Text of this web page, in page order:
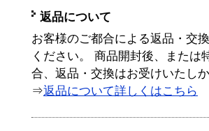
返品について
お客様のご都合による返品・交
ください。 商品開封後、または
合、返品・交換はお受けいたし
⇒返品について詳しくはこちら